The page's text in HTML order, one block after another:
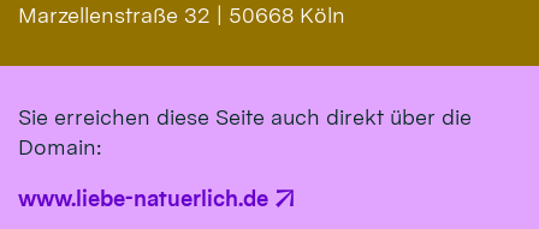
Marzellenstraße 32 | 50668 Köln
Sie erreichen diese Seite auch direkt über die
Domain:
www.liebe-natuerlich.de